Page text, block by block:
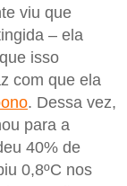
viu que
– ela
isso
com que ela
. Dessa vez,
para a
40% de
0,8ºC nos